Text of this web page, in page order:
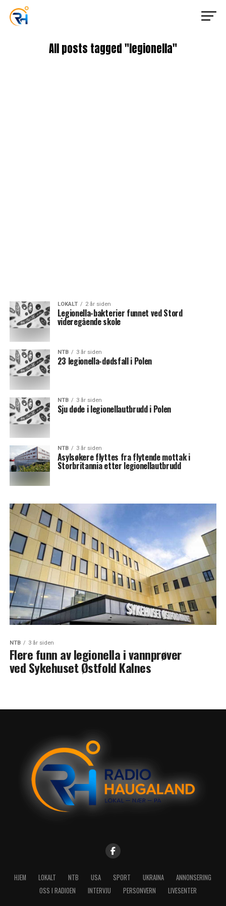
All posts tagged "legionella"
LOKALT 2 år siden
Legionella-bakterier funnet ved Stord
videregående skole
NTB 3 år siden
23 legionella-dødsfall i Polen
NTB 3 år siden
Sju døde i legionellautbrudd i Polen
NTB 3 år siden
Asylsøkere flyttes fra flytende mottak i
Storbritannia etter legionellautbrudd
NTB 3 år siden
Flere funn av legionella i vannprøver
ved Sykehuset Østfold Kalnes
HJEM LOKALT NTB USA SPORT UKRAINA
ANNONSERING
OSS I RADIOEN
INTERVJU PERSONVERN LIVESENTER